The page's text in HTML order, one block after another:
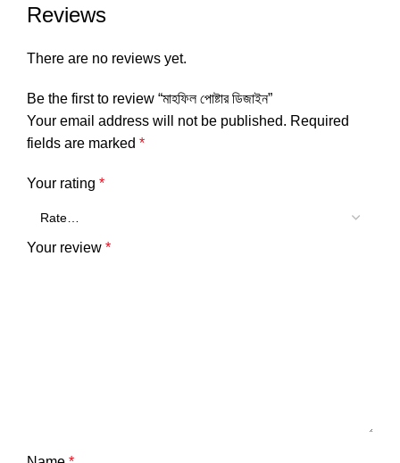
Reviews
There are no reviews yet.
Be the first to review “মাহফিল পোষ্টার ডিজাইন”
Your email address will not be published. Required
fields are marked *
Your rating *
Your review *